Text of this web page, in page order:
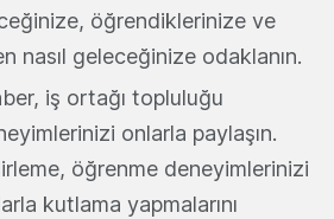
öğrendiklerinize ve
nasıl geleceğinize odaklanın.
iş ortağı topluluğu
onlarla paylaşın.
öğrenme deneyimlerinizi
kutlama yapmalarını